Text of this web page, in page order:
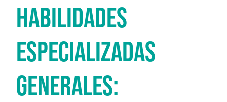
HABILIDADES
ESPECIALIZADAS
GENERALES: